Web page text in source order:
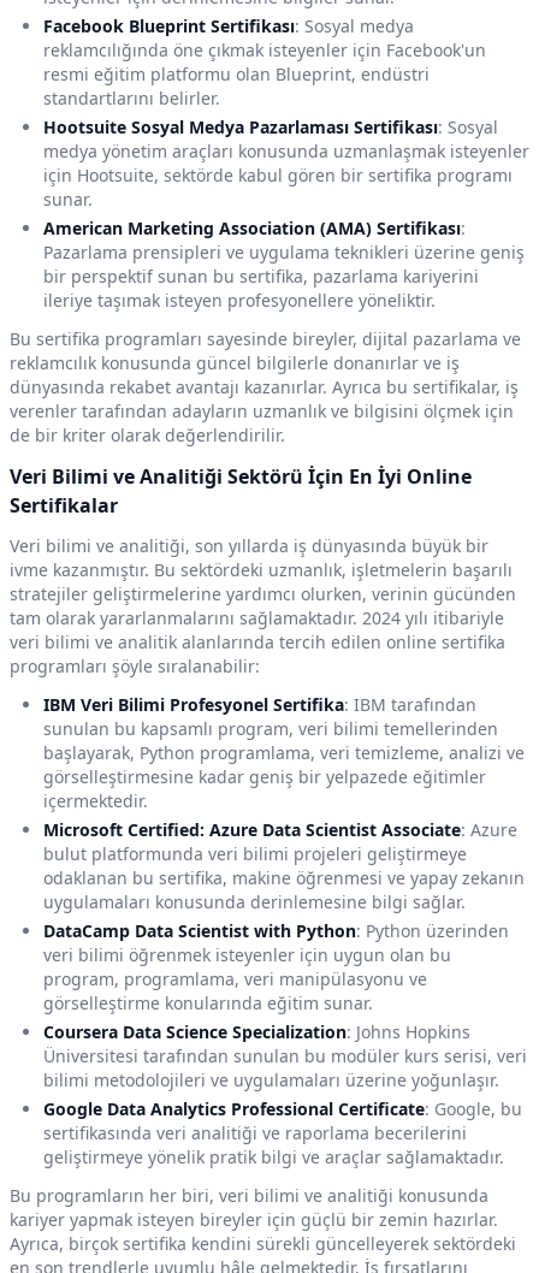
Facebook Blueprint Sertifikası: Sosyal medya
reklamcılığında öne çıkmak isteyenler için Facebook'un
resmi eğitim platformu olan Blueprint, endüstri
standartlarını belirler.
Hootsuite Sosyal Medya Pazarlaması Sertifikası: Sosyal
medya yönetim araçları konusunda uzmanlaşmak isteyenler
için Hootsuite, sektörde kabul gören bir sertifika programı
sunar.
American Marketing Association (AMA) Sertifikası:
Pazarlama prensipleri ve uygulama teknikleri üzerine geniş
bir perspektif sunan bu sertifika, pazarlama kariyerini
ileriye taşımak isteyen profesyonellere yöneliktir.
Bu sertifika programları sayesinde bireyler, dijital pazarlama ve
reklamcılık konusunda güncel bilgilerle donanırlar ve iş
dünyasında rekabet avantajı kazanırlar. Ayrıca bu sertifikalar, iş
verenler tarafından adayların uzmanlık ve bilgisini ölçmek için
de bir kriter olarak değerlendirilir.
Veri Bilimi ve Analitiği Sektörü İçin En İyi Online
Sertifikalar
Veri bilimi ve analitiği, son yıllarda iş dünyasında büyük bir
ivme kazanmıştır. Bu sektördeki uzmanlık, işletmelerin başarılı
stratejiler geliştirmelerine yardımcı olurken, verinin gücünden
tam olarak yararlanmalarını sağlamaktadır. 2024 yılı itibariyle
veri bilimi ve analitik alanlarında tercih edilen online sertifika
programları şöyle sıralanabilir:
IBM Veri Bilimi Profesyonel Sertifika: IBM tarafından
sunulan bu kapsamlı program, veri bilimi temellerinden
başlayarak, Python programlama, veri temizleme, analizi ve
görselleştirmesine kadar geniş bir yelpazede eğitimler
içermektedir.
Microsoft Certified: Azure Data Scientist Associate: Azure
bulut platformunda veri bilimi projeleri geliştirmeye
odaklanan bu sertifika, makine öğrenmesi ve yapay zekanın
uygulamaları konusunda derinlemesine bilgi sağlar.
DataCamp Data Scientist with Python: Python üzerinden
veri bilimi öğrenmek isteyenler için uygun olan bu
program, programlama, veri manipülasyonu ve
görselleştirme konularında eğitim sunar.
Coursera Data Science Specialization: Johns Hopkins
Üniversitesi tarafından sunulan bu modüler kurs serisi, veri
bilimi metodolojileri ve uygulamaları üzerine yoğunlaşır.
Google Data Analytics Professional Certificate: Google, bu
sertifikasında veri analitiği ve raporlama becerilerini
geliştirmeye yönelik pratik bilgi ve araçlar sağlamaktadır.
Bu programların her biri, veri bilimi ve analitiği konusunda
kariyer yapmak isteyen bireyler için güçlü bir zemin hazırlar.
Ayrıca, birçok sertifika kendini sürekli güncelleyerek sektördeki
en son trendlerle uyumlu hâle gelmektedir. İş fırsatlarını